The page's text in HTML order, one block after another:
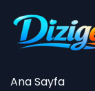
Ana Sayfa